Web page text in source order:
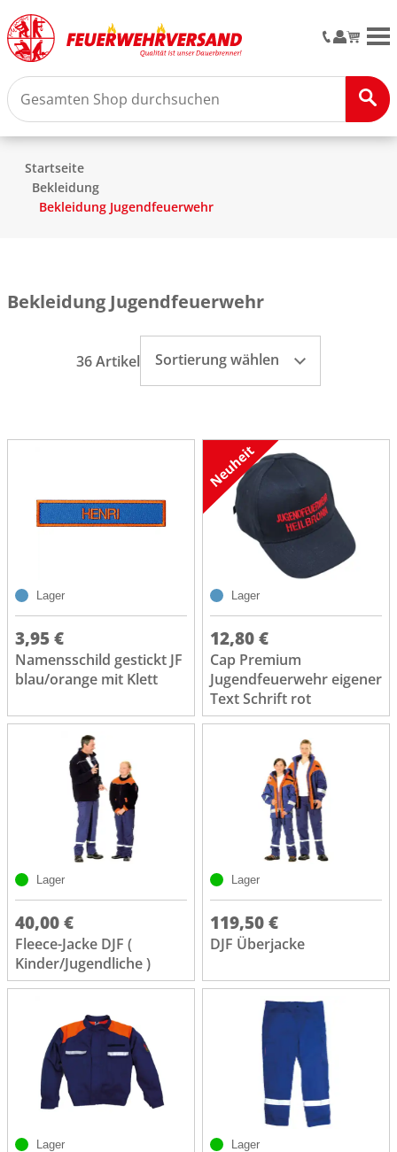
Startseite
Bekleidung
Bekleidung Jugendfeuerwehr
Bekleidung Jugendfeuerwehr
36 Artikel Sortierung wählen
Lager
3,95 €
Namensschild gestickt JF
blau/orange mit Klett
Lager
12,80 €
Cap Premium
Jugendfeuerwehr eigener
Text Schrift rot
Lager
40,00 €
Fleece-Jacke DJF (
Kinder/Jugendliche )
Lager
119,50 €
DJF Überjacke
Lager Lager